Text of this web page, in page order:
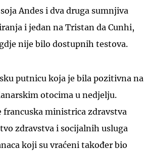
Andes i dva druga sumnjiva
i jedan na Tristan da Cunhi,
nije bilo dostupnih testova.
putnicu koja je bila pozitivna na
otocima u nedjelju.
francuska ministrica zdravstva
zdravstva i socijalnih usluga
koji su vraćeni također bio